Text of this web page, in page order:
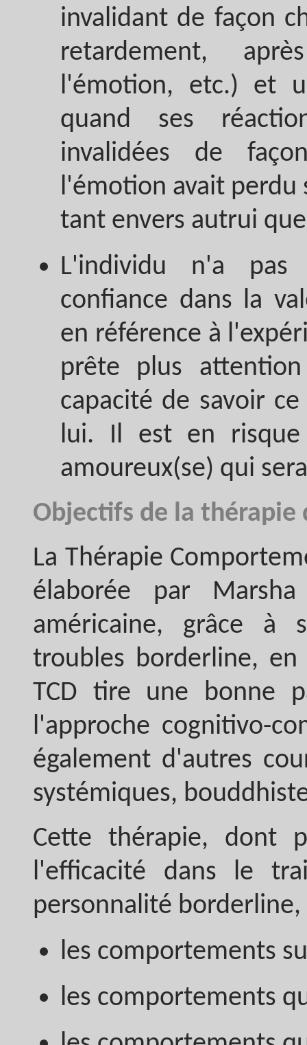
invalidant de façon
retardement,
l'émotion, etc.) et
quand ses
invalidées de
l'émotion avait perdu
tant envers autrui
L'individu n'a
confiance dans la
en référence à
prête plus
capacité de savoir
lui. Il est en risque
amoureux(se) qui
Objectifs de la thérapie
La Thérapie
élaborée par
américaine, grâce à
troubles borderline,
TCD tire une bonne
l'approche cognitivo-
également d'autres
systémiques,
Cette thérapie, dont
l'efficacité dans le
personnalité borderline,
les comportements
les comportements